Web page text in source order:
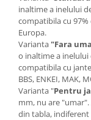
inaltime a inelului
compatibila cu 97%
Europa.
Varianta "Fara
o inaltime a inelului
compatibila cu
BBS, ENKEI, MAK,
Varianta "Pentru
mm, nu are
din tabla,